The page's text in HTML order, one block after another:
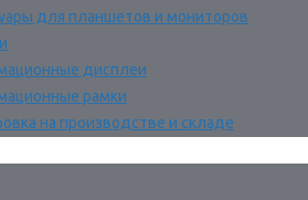
для планшетов и мониторов
дисплеи
рамки
на производстве и складе